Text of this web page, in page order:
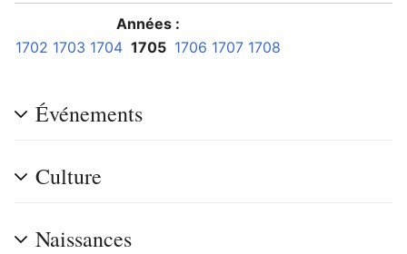
Années :
1702 1703 1704 1705 1706 1707 1708
Événements
Culture
Naissances